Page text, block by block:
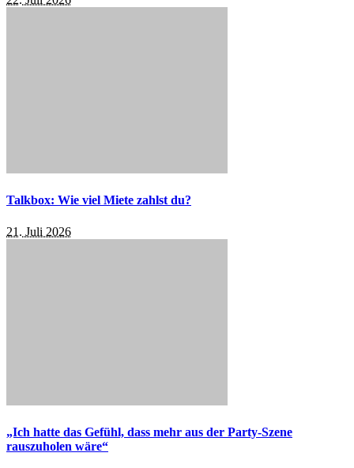
Talkbox: Wie viel Miete zahlst du?
21. Juli 2026
„Ich hatte das Gefühl, dass mehr aus der Party-Szene
rauszuholen wäre“